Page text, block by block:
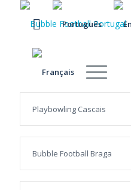
Playbowling Cascais
Bubble Football Braga